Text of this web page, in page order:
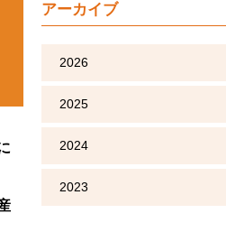
アーカイブ
2026
2025
2024
2023